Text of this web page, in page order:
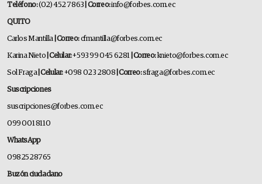
Teléfono:(02) 452 7863 | Correo:info@forbes.com.ec
QUITO
Carlos Mantilla | Correo:cfmantilla@forbes.com.ec
Karina Nieto | Celular:+593 99 045 6281 | Correo:knieto@forbes.com.ec
Sol Fraga| Celular:+098 023 2808 | Correo:sfraga@forbes.com.ec
Suscripciones
suscripciones@forbes.com.ec
099 001 8110
WhatsApp
0982528765
Buzón ciudadano